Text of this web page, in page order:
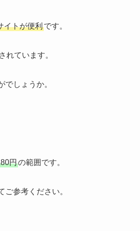
イトが便利です。
れています。
しょうか。
円の範囲です。
参考ください。